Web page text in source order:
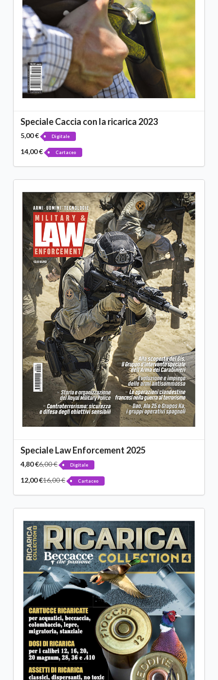
Speciale Caccia con la ricarica 2023
5,00 € Digitale
14,00 € Cartaceo
Speciale Law Enforcement 2025
4,80 €6,00 € Digitale
12,00 €16,00 € Cartaceo